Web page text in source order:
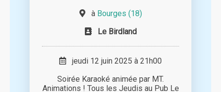
à Bourges (18)
Le Birdland
jeudi 12 juin 2025 à 21h00
Soirée Karaoké animée par MT.
Animations ! Tous les Jeudis au Pub Le